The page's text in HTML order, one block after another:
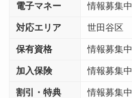
電子マネー 情報募集中
対応エリア 世田谷区
保有資格 情報募集中
加入保険 情報募集中
割引・特典 情報募集中